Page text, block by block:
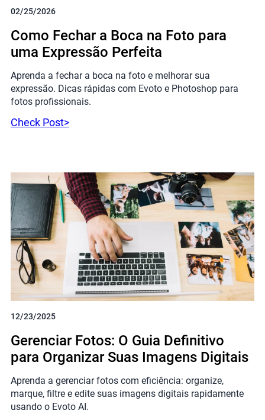
02/25/2026
Como Fechar a Boca na Foto para
uma Expressão Perfeita
Aprenda a fechar a boca na foto e melhorar sua
expressão. Dicas rápidas com Evoto e Photoshop para
fotos profissionais.
Check Post>
12/23/2025
Gerenciar Fotos: O Guia Definitivo
para Organizar Suas Imagens Digitais
Aprenda a gerenciar fotos com eficiência: organize,
marque, filtre e edite suas imagens digitais rapidamente
usando o Evoto AI.